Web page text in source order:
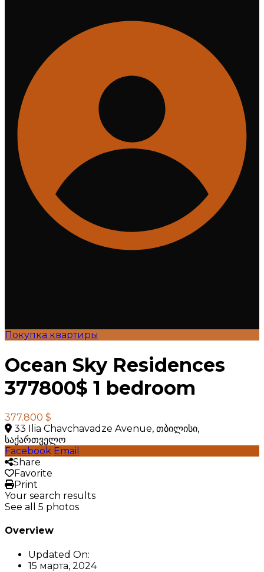
Покупка квартиры
Ocean Sky Residences
377800$ 1 bedroom
377.800 $
33 Ilia Chavchavadze Avenue, თბილისი,
საქართველო
Facebook Email
Share
Favorite
Print
Your search results
See all 5 photos
Overview
Updated On:
15 марта, 2024